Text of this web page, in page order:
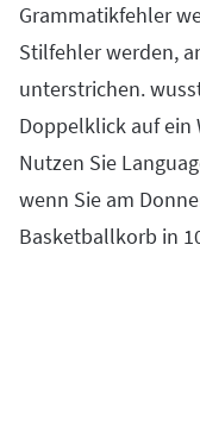
Довідка
Конфіденційність
Правила та
Вихідні дані
Grammatikfehler
Stilfehler werden,
unterstrichen.
Doppelklick auf ein
Nutzen Sie
wenn Sie am
Basketballkorb in